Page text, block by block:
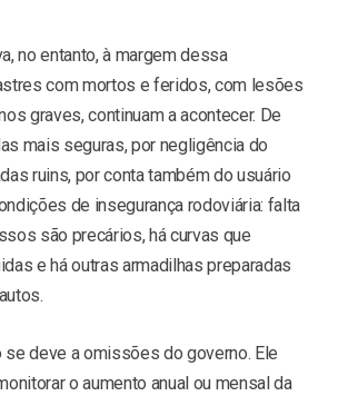
no entanto, à margem dessa
com mortos e feridos, com lesões
graves, continuam a acontecer. De
mais seguras, por negligência do
ruins, por conta também do usuário
de insegurança rodoviária: falta
são precários, há curvas que
e há outras armadilhas preparadas
deve a omissões do governo. Ele
o aumento anual ou mensal da